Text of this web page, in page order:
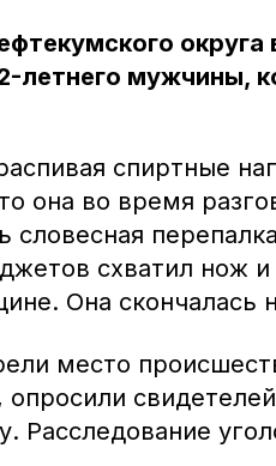
округа
летнего мужчины,
спиртные
она во время
словесная
схватил нож
Она скончалась
место
опросили
Расследование